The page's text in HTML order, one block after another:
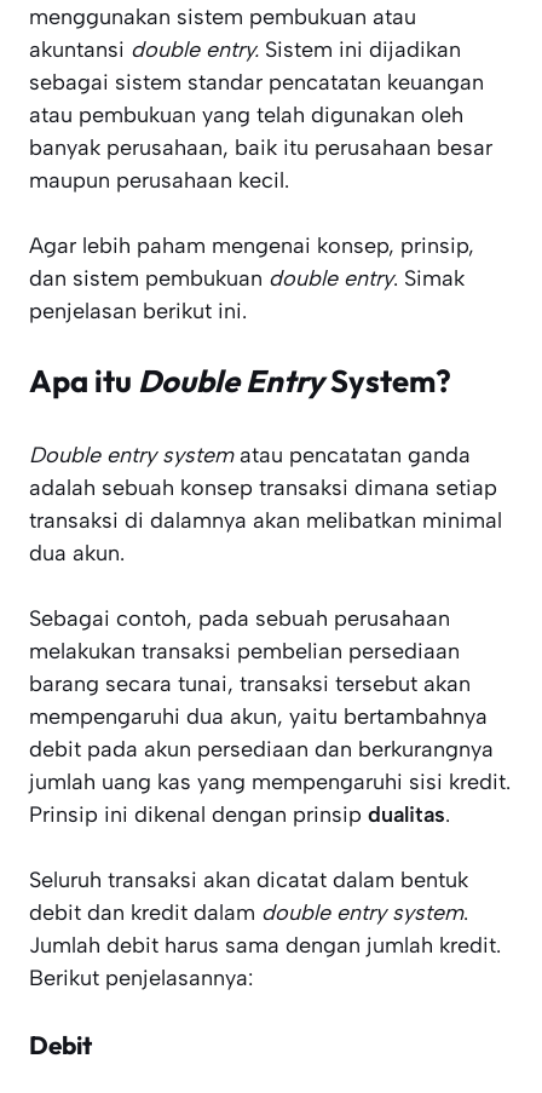
menggunakan sistem pembukuan atau
akuntansi double entry. Sistem ini dijadikan
sebagai sistem standar pencatatan keuangan
atau pembukuan yang telah digunakan oleh
banyak perusahaan, baik itu perusahaan besar
maupun perusahaan kecil.
Agar lebih paham mengenai konsep, prinsip,
dan sistem pembukuan double entry. Simak
penjelasan berikut ini.
Apa itu Double EntrySystem?
Double entry systematau pencatatan ganda
adalah sebuah konsep transaksi dimana setiap
transaksi di dalamnya akan melibatkan minimal
dua akun.
Sebagai contoh, pada sebuah perusahaan
melakukan transaksi pembelian persediaan
barang secara tunai, transaksi tersebut akan
mempengaruhi dua akun, yaitu bertambahnya
debit pada akun persediaan dan berkurangnya
jumlah uang kas yang mempengaruhi sisi kredit.
Prinsip ini dikenal dengan prinsip dualitas.
Seluruh transaksi akan dicatat dalam bentuk
debit dan kredit dalam double entry system.
Jumlah debit harus sama dengan jumlah kredit.
Berikut penjelasannya:
Debit